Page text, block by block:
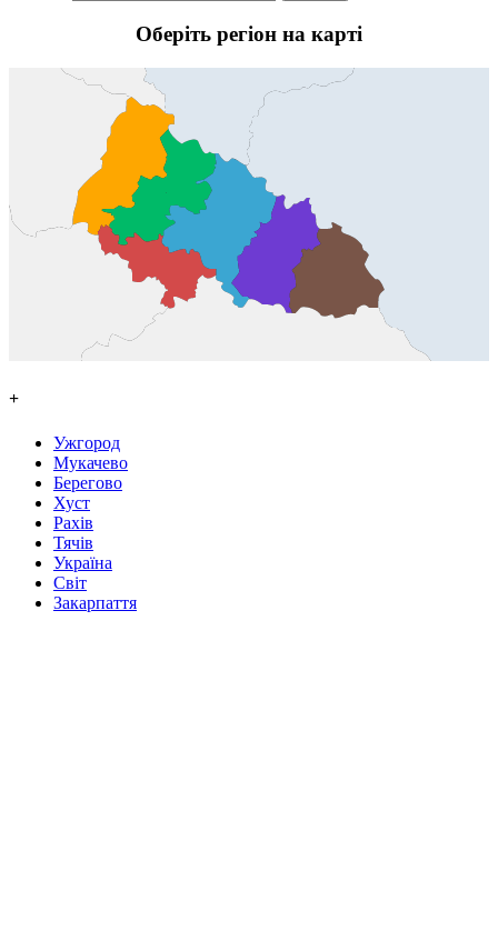
Оберіть регіон на карті
+
Ужгород
Мукачево
Берегово
Хуст
Рахів
Тячів
Україна
Світ
Закарпаття